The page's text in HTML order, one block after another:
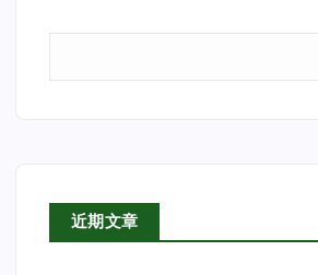
近期文章